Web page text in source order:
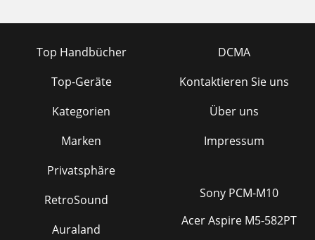
Top Handbücher
Top-Geräte
Kategorien
Marken
Privatsphäre
DCMA
Kontaktieren Sie uns
Über uns
Impressum
RetroSound
Auraland
Sony PCM-M10
Acer Aspire M5-582PT